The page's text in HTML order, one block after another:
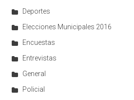
Deportes
Elecciones Municipales 2016
Encuestas
Entrevistas
General
Policial